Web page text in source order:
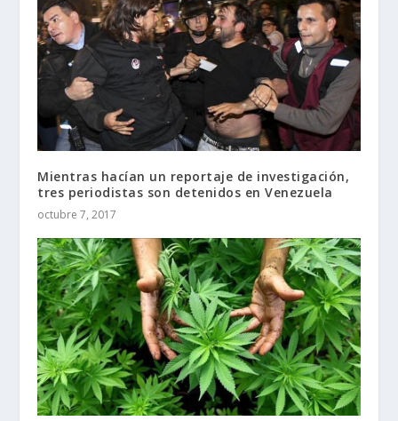
Mientras hacían un reportaje de investigación,
tres periodistas son detenidos en Venezuela
octubre 7, 2017